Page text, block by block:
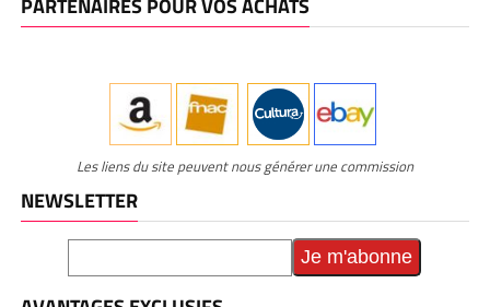
PARTENAIRES POUR VOS ACHATS
Les liens du site peuvent nous générer une commission
NEWSLETTER